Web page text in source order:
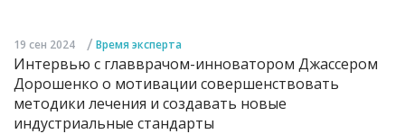
19 сен 2024 / Время эксперта
Интервью с главврачом-инноватором Джассером
Дорошенко о мотивации совершенствовать
методики лечения и создавать новые
индустриальные стандарты